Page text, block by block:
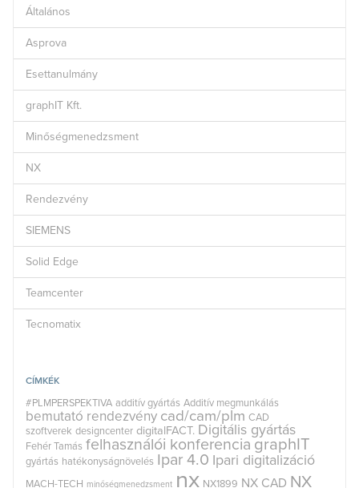
Általános
Asprova
Esettanulmány
graphIT Kft.
Minőségmenedzsment
NX
Rendezvény
SIEMENS
Solid Edge
Teamcenter
Tecnomatix
CÍMKÉK
#PLMPERSPEKTIVA additív gyártás Additív megmunkálás
bemutató rendezvény cad/cam/plm CAD
szoftverek designcenter digitalFACT. Digitális gyártás
Fehér Tamás felhasználói konferencia graphIT
gyártás hatékonyságnövelés Ipar 4.0 Ipari digitalizáció
MACH-TECH minőségmenedzsment nx NX1899 NX CAD NX